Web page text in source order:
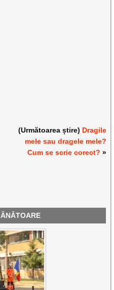
(Următoarea știre) Dragile
mele sau dragele mele?
Cum se scrie corect? »